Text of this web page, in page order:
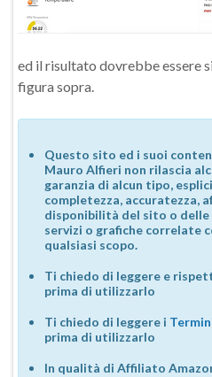
ed il risultato dovrebbe essere
figura sopra.
Questo sito ed i suoi
Mauro Alfieri non rilascia
garanzia di alcun tipo,
completezza, accuratezza,
disponibilità del sito o
servizi o grafiche correlate
qualsiasi scopo.
Ti chiedo di leggere e
prima di utilizzarlo
Ti chiedo di leggere i
prima di utilizzarlo
In qualità di Affiliato